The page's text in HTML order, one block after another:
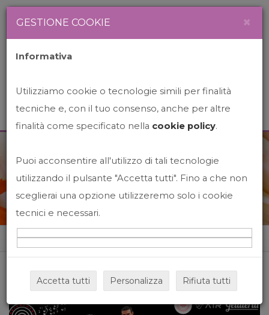
News&Events
Home News&events
GESTIONE COOKIE ×
Informativa
Utilizziamo cookie o tecnologie simili per finalità
tecniche e, con il tuo consenso, anche per altre
finalità come specificato nella cookie policy.
Puoi acconsentire all'utilizzo di tali tecnologie
utilizzando il pulsante "Accetta tutti". Fino a che non
sceglierai una opzione utilizzeremo solo i cookie
tecnici e necessari.
Accetta tutti Personalizza Rifiuta tutti